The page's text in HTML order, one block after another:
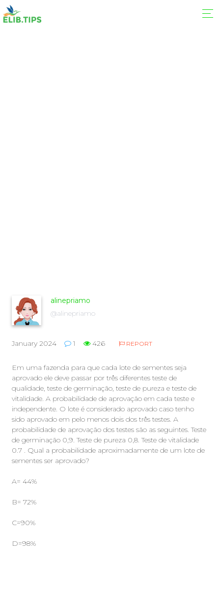
alinepriamo
@alinepriamo
January 2024 1 426 REPORT
Em uma fazenda para que cada lote de sementes seja
aprovado ele deve passar por três diferentes teste de
qualidade, teste de germinação, teste de pureza e teste de
vitalidade. A probabilidade de aprovação em cada teste e
independente. O lote é considerado aprovado caso tenho
sido aprovado em pelo menos dois dos três testes. A
probabilidade de aprovação dos testes são as seguintes. Teste
de germinação 0,9. Teste de pureza 0,8. Teste de vitalidade
0.7 . Qual a probabilidade aproximadamente de um lote de
sementes ser aprovado?
A= 44%
B= 72%
C=90%
D=98%